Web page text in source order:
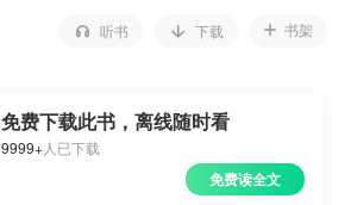
听书 下载 书架
免费下载此书，离线随时看
9999+人已下载
免费读全文